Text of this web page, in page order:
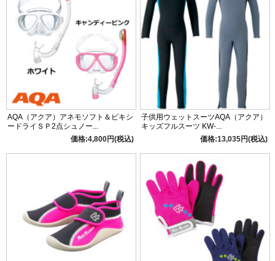
AQA（アクア）アネモソフト＆ビキシ
ードライＳＰ2点シュノー...
価格:4,800円(税込)
子供用ウェットスーツAQA（アクア）
キッズフルスーツ KW-...
価格:13,035円(税込)